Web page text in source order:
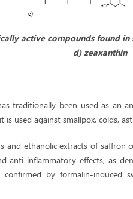
active compounds found
d) zeaxanthin
traditionally been used as an
used against smallpox, colds,
and ethanolic extracts of saffron
anti-inflammatory effects, as
by formalin-induced